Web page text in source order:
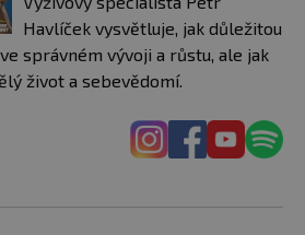
Havlíček vysvětluje, jak důležitou
správném vývoji a růstu, ale jak
život a sebevědomí.